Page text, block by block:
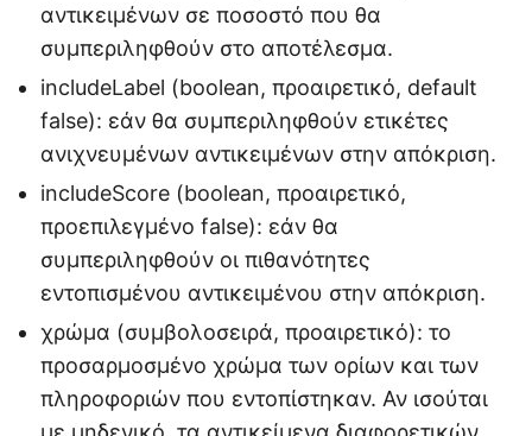
αντικειμένων σε ποσοστό που θα
συμπεριληφθούν στο αποτέλεσμα.
includeLabel (boolean, προαιρετικό, default
false): εάν θα συμπεριληφθούν ετικέτες
ανιχνευμένων αντικειμένων στην απόκριση.
includeScore (boolean, προαιρετικό,
προεπιλεγμένο false): εάν θα
συμπεριληφθούν οι πιθανότητες
εντοπισμένου αντικειμένου στην απόκριση.
χρώμα (συμβολοσειρά, προαιρετικό): το
προσαρμοσμένο χρώμα των ορίων και των
πληροφοριών που εντοπίστηκαν. Αν ισούται